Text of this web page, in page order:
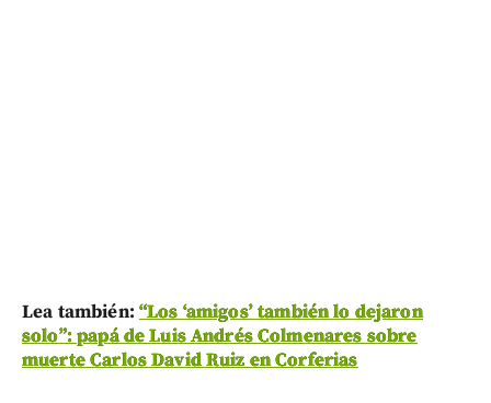
Lea también: “Los ‘amigos’ también lo dejaron
solo”: papá de Luis Andrés Colmenares sobre
muerte Carlos David Ruiz en Corferias